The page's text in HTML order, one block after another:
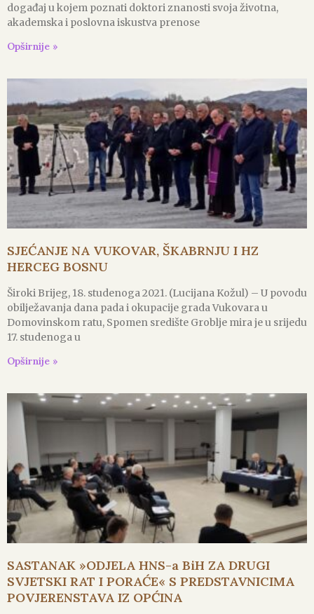
događaj u kojem poznati doktori znanosti svoja životna,
akademska i poslovna iskustva prenose
Opširnije »
SJEĆANJE NA VUKOVAR, ŠKABRNJU I HZ
HERCEG BOSNU
Široki Brijeg, 18. studenoga 2021. (Lucijana Kožul) – U povodu
obilježavanja dana pada i okupacije grada Vukovara u
Domovinskom ratu, Spomen središte Groblje mira je u srijedu
17. studenoga u
Opširnije »
SASTANAK »ODJELA HNS-a BiH ZA DRUGI
SVJETSKI RAT I PORAĆE« S PREDSTAVNICIMA
POVJERENSTAVA IZ OPĆINA